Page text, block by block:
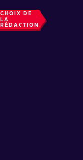
CHOIX DE
LA
RÉDACTION